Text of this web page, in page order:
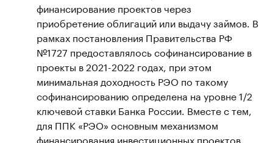
финансирование проектов через
приобретение облигаций или выдачу займов. В
рамках постановления Правительства РФ
№1727 предоставлялось софинансирование в
проекты в 2021-2022 годах, при этом
минимальная доходность РЭО по такому
софинансированию определена на уровне 1/2
ключевой ставки Банка России. Вместе с тем,
для ППК «РЭО» основным механизмом
финансирования инвестиционных проектов